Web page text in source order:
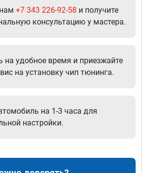
+7 343 226-92-58 и получите
консультацию у мастера.
на удобное время и приезжайте
на установку чип тюнинга.
на 1-3 часа для
настройки.